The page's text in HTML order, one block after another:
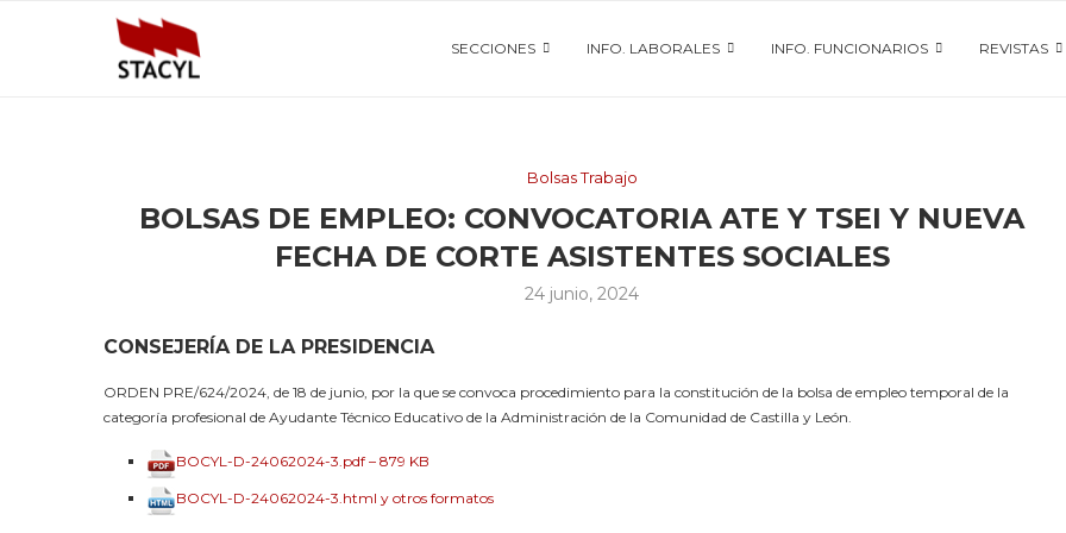
SECCIONES INFO. LABORALES INFO. FUNCIONARIOS REVISTAS
Bolsas Trabajo
BOLSAS DE EMPLEO: CONVOCATORIA ATE Y TSEI Y NUEVA
FECHA DE CORTE ASISTENTES SOCIALES
24 junio, 2024
CONSEJERÍA DE LA PRESIDENCIA
ORDEN PRE/624/2024, de 18 de junio, por la que se convoca procedimiento para la constitución de la bolsa de empleo temporal de la
categoría profesional de Ayudante Técnico Educativo de la Administración de la Comunidad de Castilla y León.
BOCYL-D-24062024-3.pdf – 879 KB
BOCYL-D-24062024-3.html y otros formatos